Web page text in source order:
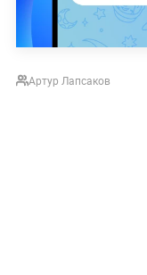
Артур Лапсаков